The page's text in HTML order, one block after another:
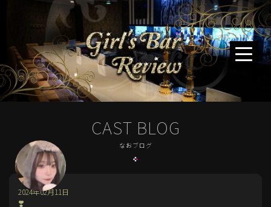
CAST BLOG
なおブログ
❣️
2024年02月11日